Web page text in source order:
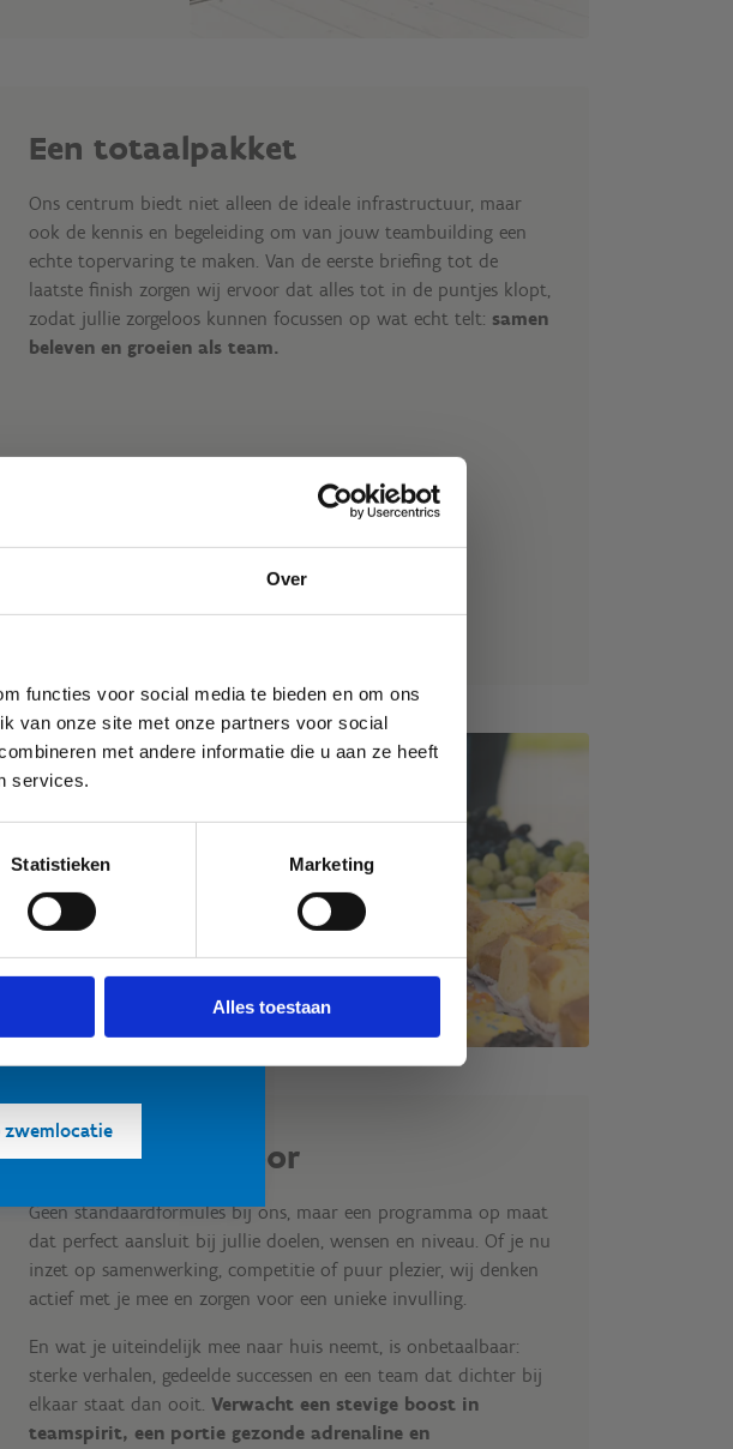
Over
functies voor social media te bieden en om ons
van onze site met onze partners voor social
met andere informatie die u aan ze heeft
services.
Statistieken Marketing
Alles toestaan
watersportbaan. Dit
🛶 Roeien, kajakken
mits volgende
na elke training. •
Voor de
zwemlocatie voorzien.
💙
zwemlocatie
Een totaalpakket
Ons centrum biedt niet alleen de ideale infrastructuur, maar
ook de kennis en begeleiding om van jouw teambuilding een
echte topervaring te maken. Van de eerste briefing tot de
laatste finish zorgen wij ervoor dat alles tot in de puntjes klopt,
zodat jullie zorgeloos kunnen focussen op wat echt telt: samen
beleven en groeien als team.
in een
de
moeiteloos
Ga er samen voor
Geen standaardformules bij ons, maar een programma op maat
dat perfect aansluit bij jullie doelen, wensen en niveau. Of je nu
inzet op samenwerking, competitie of puur plezier, wij denken
actief met je mee en zorgen voor een unieke invulling.
En wat je uiteindelijk mee naar huis neemt, is onbetaalbaar:
sterke verhalen, gedeelde successen en een team dat dichter bij
elkaar staat dan ooit. Verwacht een stevige boost in
teamspirit, een portie gezonde adrenaline en